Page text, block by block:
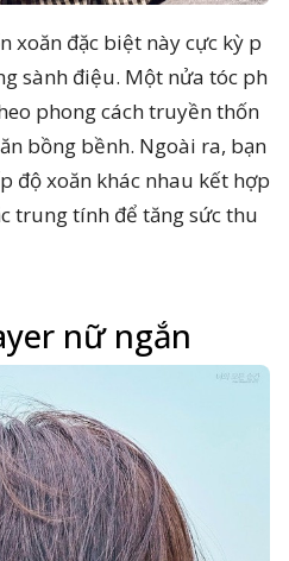
xoăn đặc biệt này cực kỳ p
sành điệu. Một nửa tóc ph
phong cách truyền thốn
bồng bềnh. Ngoài ra, bạn
độ xoăn khác nhau kết hợp
trung tính để tăng sức thu
nữ ngắn